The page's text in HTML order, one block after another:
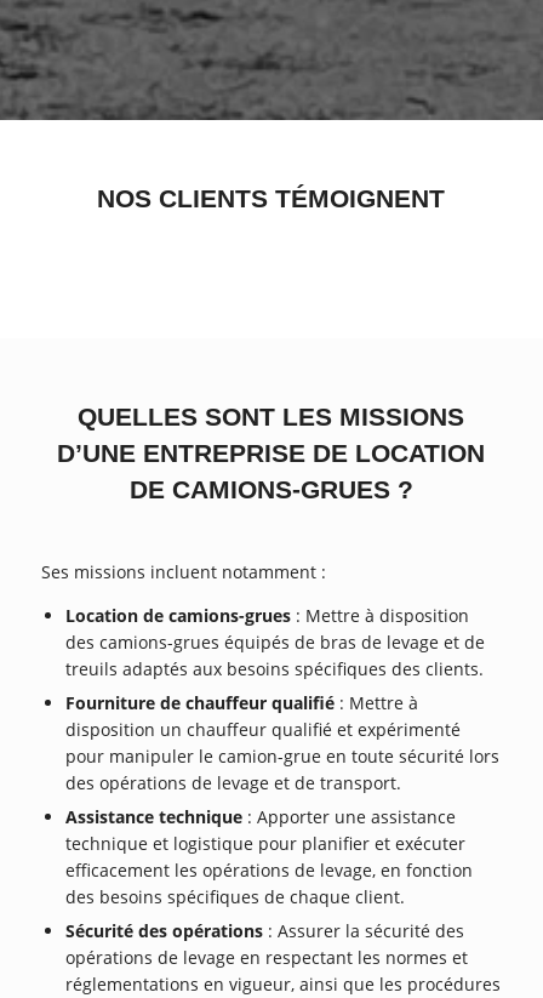
NOS CLIENTS TÉMOIGNENT
QUELLES SONT LES MISSIONS
D’UNE ENTREPRISE DE LOCATION
DE CAMIONS-GRUES ?
Ses missions incluent notamment :
Location de camions-grues : Mettre à disposition
des camions-grues équipés de bras de levage et de
treuils adaptés aux besoins spécifiques des clients.
Fourniture de chauffeur qualifié : Mettre à
disposition un chauffeur qualifié et expérimenté
pour manipuler le camion-grue en toute sécurité lors
des opérations de levage et de transport.
Assistance technique : Apporter une assistance
technique et logistique pour planifier et exécuter
efficacement les opérations de levage, en fonction
des besoins spécifiques de chaque client.
Sécurité des opérations : Assurer la sécurité des
opérations de levage en respectant les normes et
réglementations en vigueur, ainsi que les procédures